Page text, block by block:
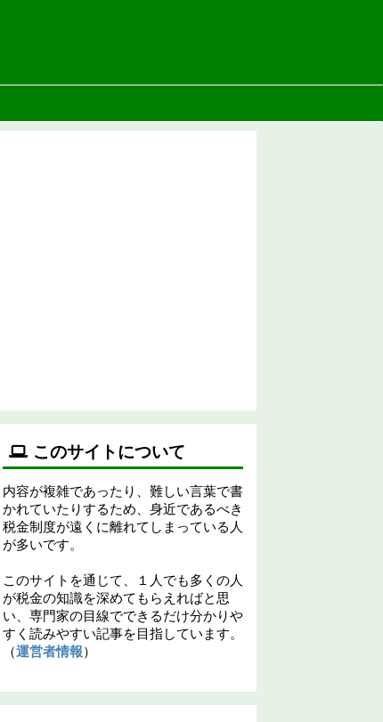
このサイトについて
内容が複雑であったり、難しい言葉で書
かれていたりするため、身近であるべき
税金制度が遠くに離れてしまっている人
が多いです。
このサイトを通じて、１人でも多くの人
が税金の知識を深めてもらえればと思
い、専門家の目線でできるだけ分かりや
すく読みやすい記事を目指しています。
（運営者情報）